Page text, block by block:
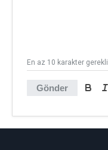
Gönder
En az 10 karakter gerekli